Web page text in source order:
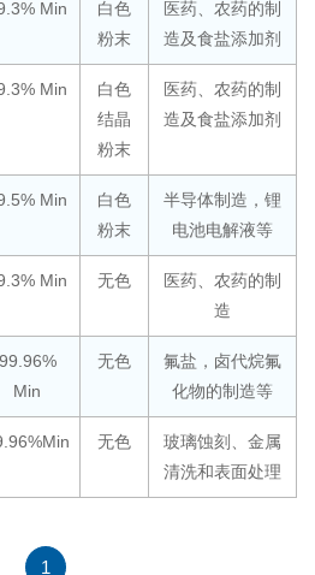
Min
白色
粉末
医药、农药的制
造及食盐添加剂
Min
白色
结晶
粉末
医药、农药的制
造及食盐添加剂
Min
白色
粉末
半导体制造，锂
电池电解液等
Min 无色
医药、农药的制
造
99.96%
Min
无色
氟盐，卤代烷氟
化物的制造等
无色
玻璃蚀刻、金属
清洗和表面处理
1